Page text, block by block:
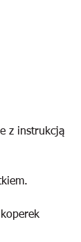
z instrukcją